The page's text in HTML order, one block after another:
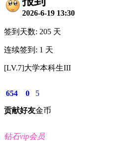
2026-6-19 13:30
签到天数: 205 天
连续签到: 1 天
[LV.7]大学本科生III
654
贡献
0
好友
5
金币
钻石vip会员